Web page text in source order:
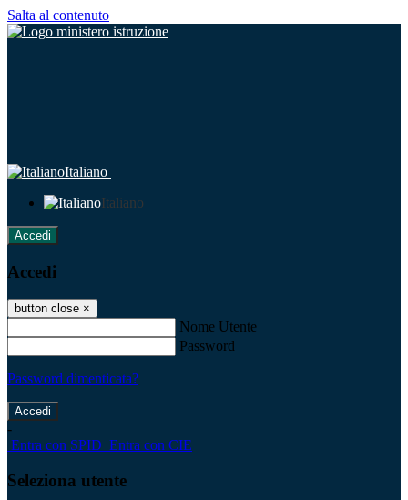
Salta al contenuto
Italiano
Italiano
Accedi
Accedi
button close ×
Nome Utente
Password
Password dimenticata?
-
Entra con SPID Entra con CIE
Seleziona utente